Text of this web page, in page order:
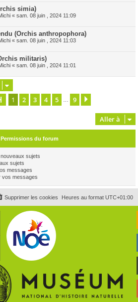
simia)
« sam. 08 juin , 2024 11:09
(Orchis anthropophora)
« sam. 08 juin , 2024 11:03
militaris)
« sam. 08 juin , 2024 11:01
Page 1sur9
1 2 3 4 5 9
Aller à
Permissions du forum
sujets
sujets
messages
vos messages
Heures au format UTC+01:00
Supprimer les cookies